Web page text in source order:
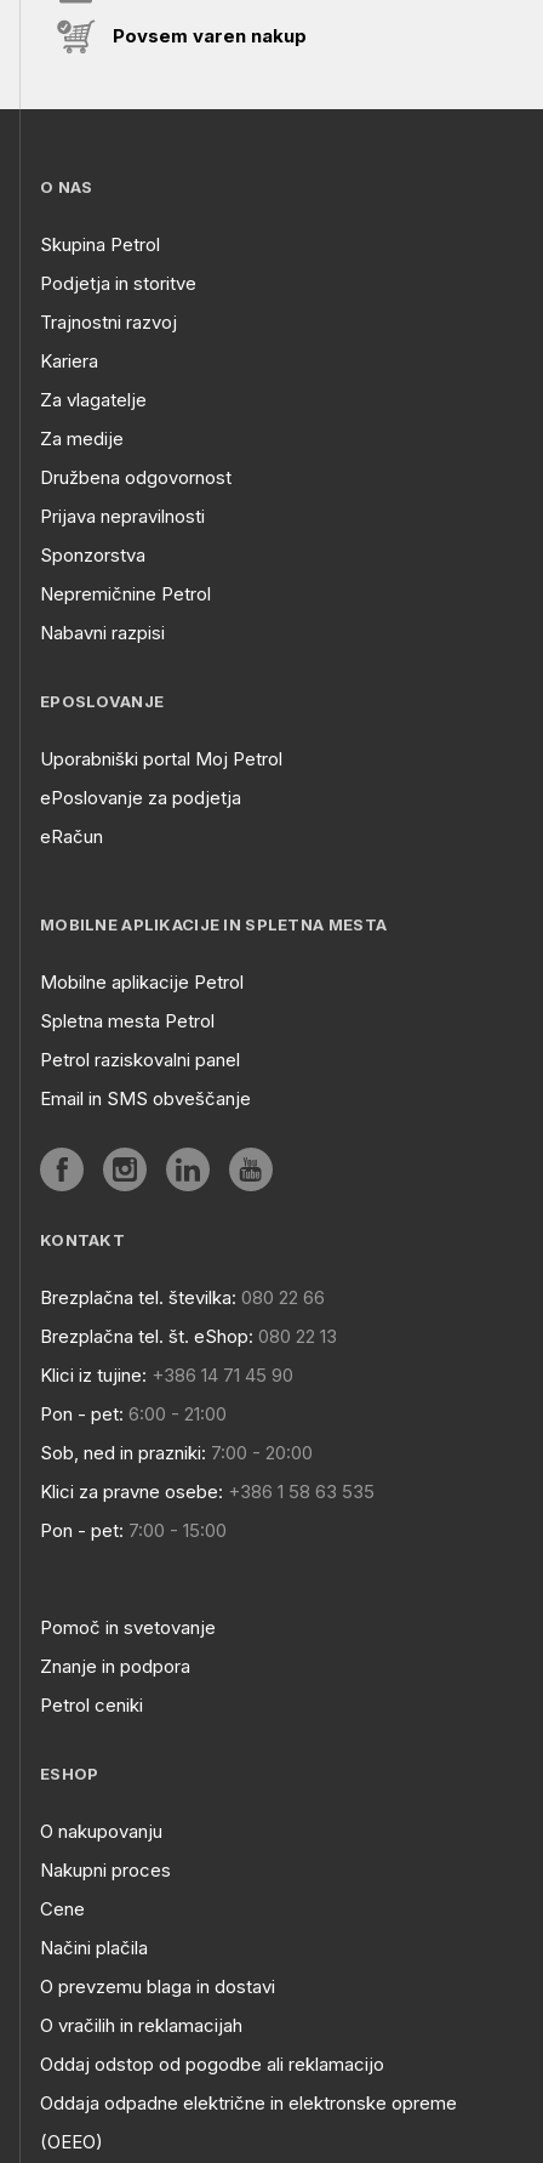
Povsem varen nakup
O NAS
Skupina Petrol
Podjetja in storitve
Trajnostni razvoj
Kariera
Za vlagatelje
Za medije
Družbena odgovornost
Prijava nepravilnosti
Sponzorstva
Nepremičnine Petrol
Nabavni razpisi
EPOSLOVANJE
Uporabniški portal Moj Petrol
ePoslovanje za podjetja
eRačun
MOBILNE APLIKACIJE IN SPLETNA MESTA
Mobilne aplikacije Petrol
Spletna mesta Petrol
Petrol raziskovalni panel
Email in SMS obveščanje
KONTAKT
Brezplačna tel. številka: 080 22 66
Brezplačna tel. št. eShop: 080 22 13
Klici iz tujine: +386 14 71 45 90
Pon - pet: 6:00 - 21:00
Sob, ned in prazniki: 7:00 - 20:00
Klici za pravne osebe: +386 1 58 63 535
Pon - pet: 7:00 - 15:00
Pomoč in svetovanje
Znanje in podpora
Petrol ceniki
ESHOP
O nakupovanju
Nakupni proces
Cene
Načini plačila
O prevzemu blaga in dostavi
O vračilih in reklamacijah
Oddaj odstop od pogodbe ali reklamacijo
Oddaja odpadne električne in elektronske opreme
(OEEO)